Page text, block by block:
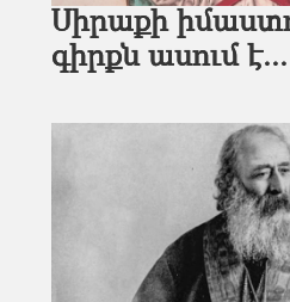
Սիրաքի
գիրքն ասում է...